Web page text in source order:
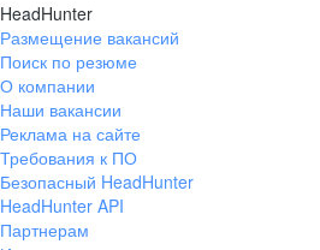
HeadHunter
Размещение вакансий
Поиск по резюме
О компании
Наши вакансии
Реклама на сайте
Требования к ПО
Безопасный HeadHunter
HeadHunter API
Партнерам